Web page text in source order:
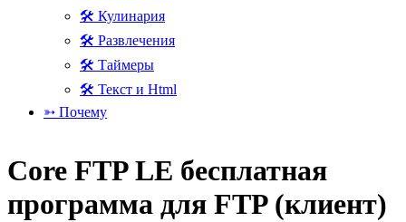
🛠 Кулинария
🛠 Развлечения
🛠 Таймеры
🛠 Текст и Html
➳ Почему
Core FTP LE бесплатная
программа для FTP (клиент)